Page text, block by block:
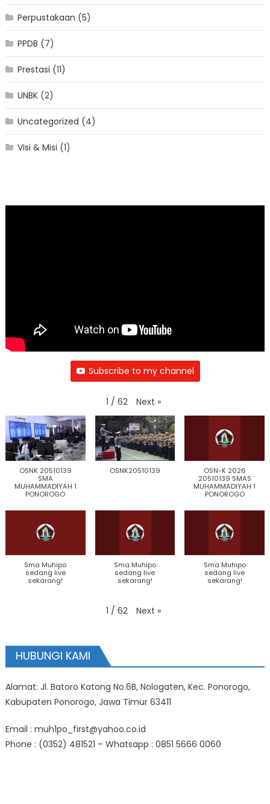
Perpustakaan (5)
PPDB (7)
Prestasi (11)
UNBK(2)
Uncategorized (4)
Visi & Misi (1)
Subscribe to my channel
1 / 62 Next »
OSNK 20510139
SMA
MUHAMMADIYAH 1
PONOROGO
OSNK20510139
OSN-K 2026
20510139 SMAS
MUHAMMADIYAH 1
PONOROGO
Sma Muhipo
sedang live
sekarang!
Sma Muhipo
sedang live
sekarang!
Sma Muhipo
sedang live
sekarang!
1 / 62 Next »
HUBUNGI KAMI
Alamat: Jl. Batoro Katong No.6B, Nologaten, Kec. Ponorogo,
Kabupaten Ponorogo, Jawa Timur 63411
Email : muh1po_first@yahoo.co.id
Phone : (0352) 481521 – Whatsapp : 0851 5666 0060